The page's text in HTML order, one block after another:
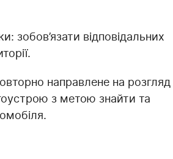
зобов’язати відповідальних
направлене на розгляд
з метою знайти та